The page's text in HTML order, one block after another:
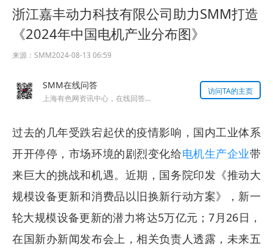
掌上有色
为有色行业打造的神器
浙江嘉丰动力科技有限公司助力SMM打造
《2024年中国电机产业分布图》
来源： SMM2024-08-13 06:59
SMM在线问答
上海有色网资讯中心，在线回答您的提问！
访问TA的主页
过去的几年受跌宕起伏的疫情影响，国内工业体系
开开停停，市场环境的剧烈变化给电机生产企业带
来巨大的挑战和机遇。近期，国务院印发《推动大
规模设备更新和消费品以旧换新行动方案》，新一
轮大规模设备更新的潜力将达5万亿元；7月26日，
在国新办新闻发布会上，相关负责人透露，未来五